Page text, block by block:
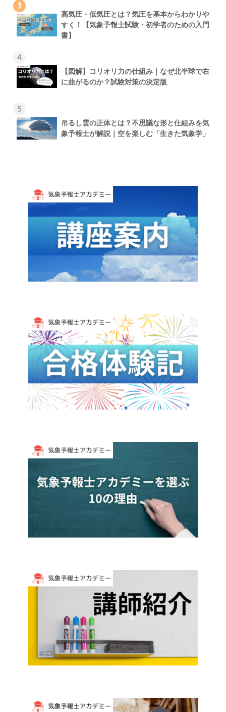
3
高気圧・低気圧とは？気圧を基本からわかりや
すく！【気象予報士試験・初学者のための入門
書】
4
【図解】コリオリ力の仕組み｜なぜ北半球で右
に曲がるのか？試験対策の決定版
5
吊るし雲の正体とは？不思議な形と仕組みを気
象予報士が解説｜空を楽しむ「生きた気象学」